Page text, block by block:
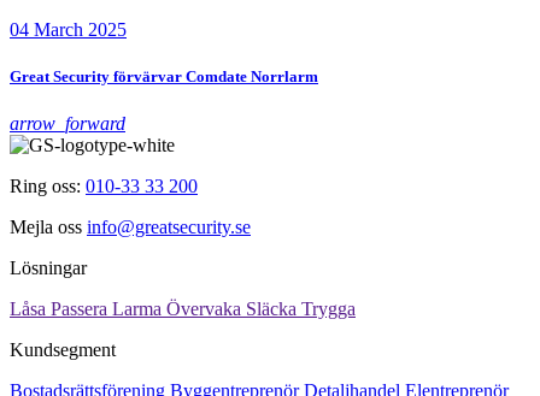
04 March 2025
Great Security förvärvar Comdate Norrlarm
arrow_forward
Ring oss: 010-33 33 200
Mejla oss info@greatsecurity.se
Lösningar
Låsa Passera Larma Övervaka Släcka Trygga
Kundsegment
Bostadsrättsförening ByggentreprenörDetaljhandel Elentreprenör